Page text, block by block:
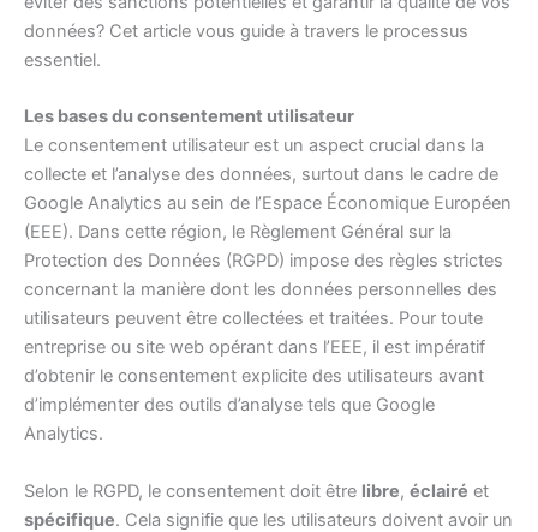
données? Cet article vous guide à travers le processus
essentiel.
Les bases du consentement utilisateur
Le consentement utilisateur est un aspect crucial dans la
collecte et l’analyse des données, surtout dans le cadre de
Google Analytics au sein de l’Espace Économique Européen
(EEE). Dans cette région, le Règlement Général sur la
Protection des Données (RGPD) impose des règles strictes
concernant la manière dont les données personnelles des
utilisateurs peuvent être collectées et traitées. Pour toute
entreprise ou site web opérant dans l’EEE, il est impératif
d’obtenir le consentement explicite des utilisateurs avant
d’implémenter des outils d’analyse tels que Google
Analytics.
Selon le RGPD, le consentement doit être libre, éclairé et
spécifique. Cela signifie que les utilisateurs doivent avoir un